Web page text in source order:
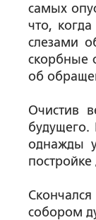
самых
что,
слезами
скорбные
об
Очистив
однажды
собором